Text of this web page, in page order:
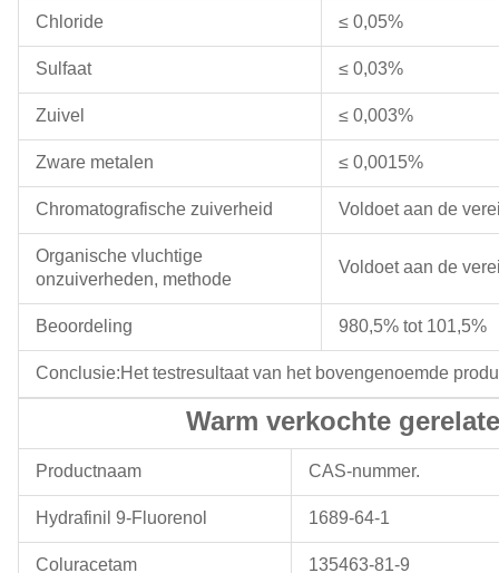
Chloride ≤ 0,05%
Sulfaat ≤ 0,03%
Zuivel ≤ 0,003%
Zware metalen ≤ 0,0015%
Chromatografische zuiverheid Voldoet aan de
Organische vluchtige
onzuiverheden, methode
Voldoet aan de
Beoordeling 980,5% tot 101,5%
Conclusie:Het testresultaat van het bovengenoemde
Warm verkochte
Productnaam CAS-nummer.
Hydrafinil 9-Fluorenol 1689-64-1
Coluracetam 135463-81-9